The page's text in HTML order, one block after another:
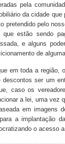
pela
da cidade
pretendido pelo
que estão sendo
e alguns
de
em toda a
ser um
caso os
a lei, uma vez
em imagens
a implantação
o acesso